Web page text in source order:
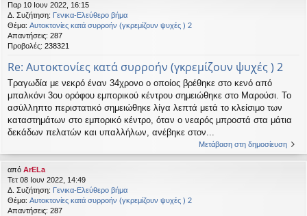
εις
Παρ 10 Ιουν 2022, 16:15
Δ. Συζήτηση: Γενικα-Ελεύθερο βήμα
Θέμα: Αυτοκτονίες κατά συρροήν (γκρεμίζουν ψυχές ) 2
Απαντήσεις: 287
Προβολές: 238321
Re: Αυτοκτονίες κατά συρροήν (γκρεμίζουν ψυχές ) 2
Τραγωδία με νεκρό έναν 34χρονο ο οποίος βρέθηκε στο κενό από
μπαλκόνι 3ου ορόφου εμπορικού κέντρου σημειώθηκε στο Μαρούσι. Το
ασύλληπτο περιστατικό σημειώθηκε λίγα λεπτά μετά το κλείσιμο των
καταστημάτων στο εμπορικό κέντρο, όταν ο νεαρός μπροστά στα μάτια
δεκάδων πελατών και υπαλλήλων, ανέβηκε στον...
Μετάβαση στη δημοσίευση
από ArELa
Τετ 08 Ιουν 2022, 14:49
Δ. Συζήτηση: Γενικα-Ελεύθερο βήμα
Θέμα: Αυτοκτονίες κατά συρροήν (γκρεμίζουν ψυχές ) 2
Απαντήσεις: 287